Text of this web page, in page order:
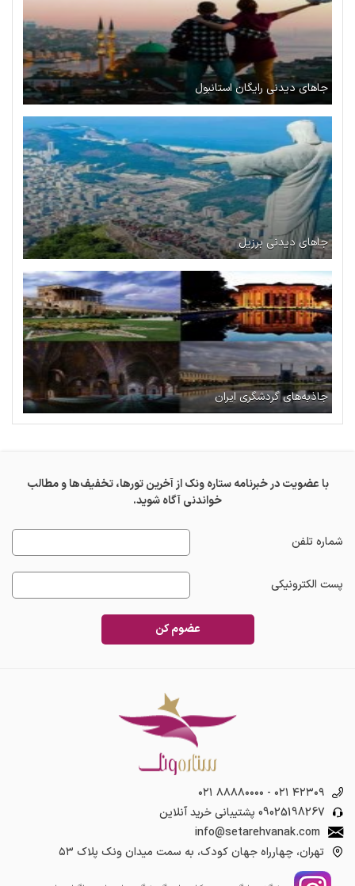
جاهای دیدنی رایگان استانبول
جاهای دیدنی برزیل
جاذبه‌های گردشگری ایران
با عضویت در خبرنامه ستاره ونک از آخرین تورها، تخفیف‌ها و مطالب
خواندنی آگاه شوید.
شماره تلفن
پست الکترونیکی
عضوم کن
۰۲۱ ۸۸۸۸۰۰۰۰ - ۰۲۱ ۴۲۳۰۹
09025198267 پشتیبانی خرید آنلاین
info@setarehvanak.com
تهران، چهارراه جهان کودک، به سمت میدان ونک پلاک ۵۳